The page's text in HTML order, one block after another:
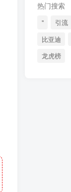
热门搜索
" 引流
比亚迪
龙虎榜
6 全程图解